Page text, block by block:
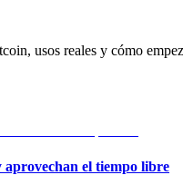
usos reales y cómo
aprovechan el tiempo libre